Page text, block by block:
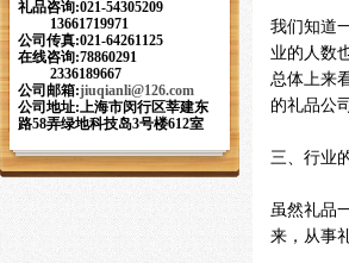
礼品咨询:021-54305209
13661719971
公司传真:021-64261125
在线咨询:78860291
2336189667
公司邮箱:jiuqianli@126.com
公司地址:上海市闵行区莘建东
路58弄绿地科技岛3号楼612室
我们知道
业的人数
总体上来
的礼品公
三、行业
虽然礼品
来，从事